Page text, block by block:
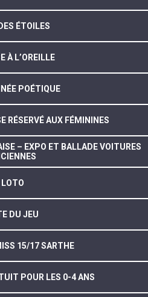
ÉTOILES
À L’OREILLE
POÉTIQUE
RÉSERVÉ AUX FÉMININES
– EXPO ET BALLADE VOITURES
LOTO
DU JEU
15/17 SARTHE
POUR LES 0-4 ANS